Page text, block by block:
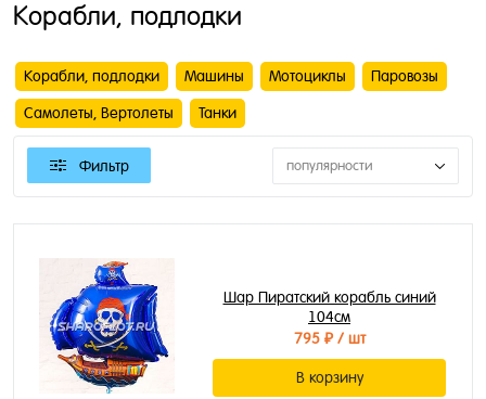
Корабли, подлодки
Корабли, подлодки Машины Мотоциклы Паровозы
Самолеты, Вертолеты Танки
Фильтр популярности
Шар Пиратский корабль синий
104см
795 ₽/ шт
В корзину